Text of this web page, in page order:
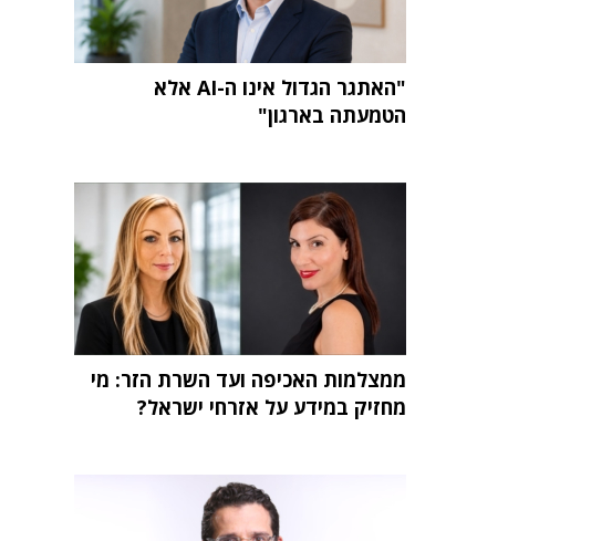
"האתגר הגדול אינו ה-AI אלא
הטמעתה בארגון"
ממצלמות האכיפה ועד השרת הזר: מי
מחזיק במידע על אזרחי ישראל?